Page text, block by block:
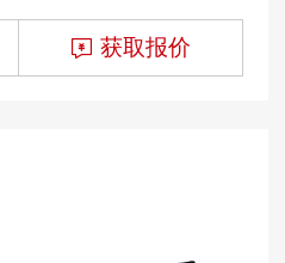
获取报价